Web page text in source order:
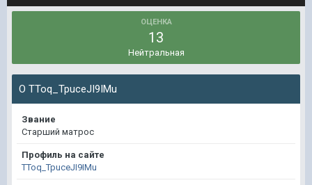
ОЦЕНКА
13
Нейтральная
О TToq_TpuceJI9IMu
Звание
Старший матрос
Профиль на сайте
TToq_TpuceJI9IMu